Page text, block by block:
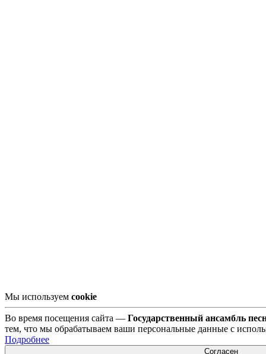
Мы используем сookie
Во время посещения сайта — Государственный ансамбль
тем, что мы обрабатываем ваши персональные данные с
Подробнее
Согласен